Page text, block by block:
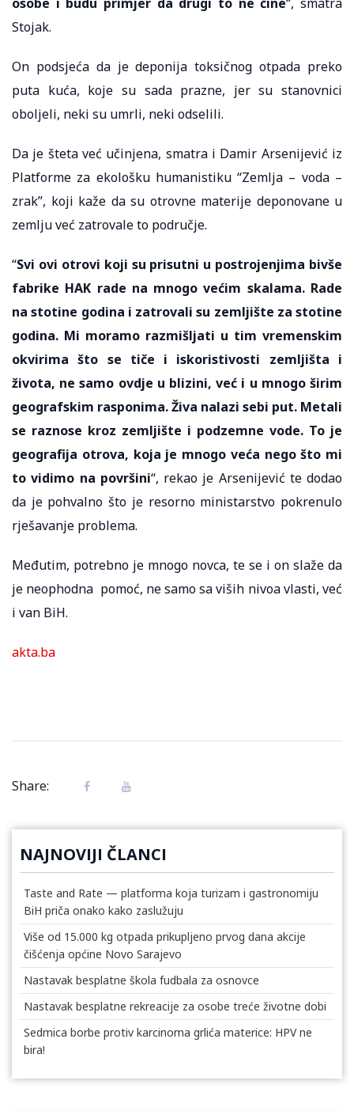
Stojak.
On podsjeća da je deponija toksičnog otpada preko
puta kuća, koje su sada prazne, jer su stanovnici
oboljeli, neki su umrli, neki odselili.
Da je šteta već učinjena, smatra i Damir Arsenijević iz
Platforme za ekološku humanistiku “Zemlja – voda –
zrak”, koji kaže da su otrovne materije deponovane u
zemlju već zatrovale to područje.
“Svi ovi otrovi koji su prisutni u postrojenjima bivše
fabrike HAK rade na mnogo većim skalama. Rade
na stotine godina i zatrovali su zemljište za stotine
godina. Mi moramo razmišljati u tim vremenskim
okvirima što se tiče i iskoristivosti zemljišta i
života, ne samo ovdje u blizini, već i u mnogo širim
geografskim rasponima. Živa nalazi sebi put. Metali
se raznose kroz zemljište i podzemne vode. To je
geografija otrova, koja je mnogo veća nego što mi
to vidimo na površini“, rekao je Arsenijević te dodao
da je pohvalno što je resorno ministarstvo pokrenulo
rješavanje problema.
Međutim, potrebno je mnogo novca, te se i on slaže da
je neophodna pomoć, ne samo sa viših nivoa vlasti, već
i van BiH.
akta.ba
Share:
NAJNOVIJI ČLANCI
Taste and Rate — platforma koja turizam i gastronomiju
BiH priča onako kako zaslužuju
Više od 15.000 kg otpada prikupljeno prvog dana akcije
čišćenja općine Novo Sarajevo
Nastavak besplatne škola fudbala za osnovce
Nastavak besplatne rekreacije za osobe treće životne dobi
Sedmica borbe protiv karcinoma grlića materice: HPV ne
bira!